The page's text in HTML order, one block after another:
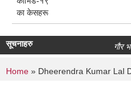
का केसहरू
सूचनाहरु गौर
You are here
Home » Dheerendra Kumar Lal